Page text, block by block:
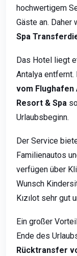
hochwertigem
Gäste an. Daher
Spa
Das Hotel liegt
Antalya
vom Flughafen
Resort & Spa
Urlaubsbeginn.
Der Service
Familienautos
verfügen über
Wunsch
Kızılot sehr gut
Ein großer
Ende des
Rücktransfer